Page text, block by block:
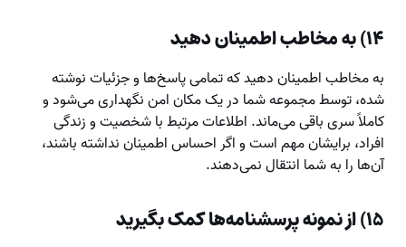
۱۴) به مخاطب اطمینان دهید
به مخاطب اطمینان دهید که تمامی پاسخ‌ها و جزئیات نوشته
شده، توسط مجموعه شما در یک مکان امن نگهداری می‌شود و
کاملاً سری باقی می‌ماند. اطلاعات مرتبط با شخصیت و زندگی
افراد، برایشان مهم است و اگر احساس اطمینان نداشته باشند،
آن‌ها را به شما انتقال نمی‌دهند.
۱۵) از نمونه پرسشنامه‌ها کمک بگیرید